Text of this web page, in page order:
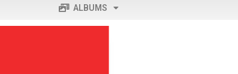
ALBUMS